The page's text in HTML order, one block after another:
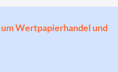
Wertpapierhandel und